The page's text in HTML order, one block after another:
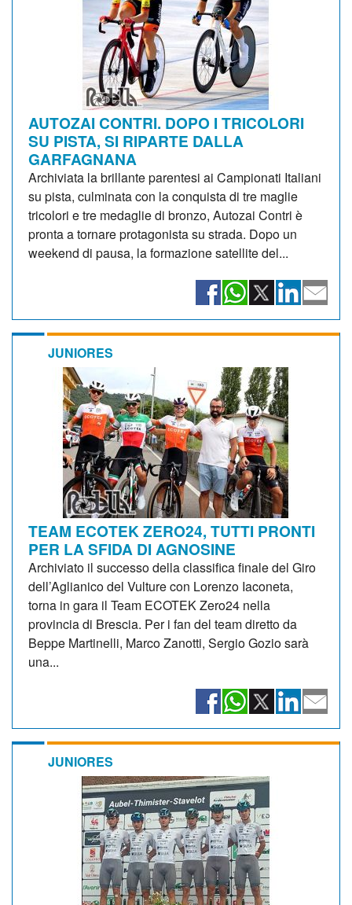
AUTOZAI CONTRI. DOPO I TRICOLORI
SU PISTA, SI RIPARTE DALLA
GARFAGNANA
Archiviata la brillante parentesi ai Campionati Italiani
su pista, culminata con la conquista di tre maglie
tricolori e tre medaglie di bronzo, Autozai Contri è
pronta a tornare protagonista su strada. Dopo un
weekend di pausa, la formazione satellite del...
JUNIORES
TEAM ECOTEK ZERO24, TUTTI PRONTI
PER LA SFIDA DI AGNOSINE
Archiviato il successo della classifica finale del Giro
dell’Aglianico del Vulture con Lorenzo Iaconeta,
torna in gara il Team ECOTEK Zero24 nella
provincia di Brescia. Per i fan del team diretto da
Beppe Martinelli, Marco Zanotti, Sergio Gozio sarà
una...
JUNIORES